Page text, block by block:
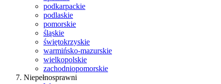
podkarpackie
podlaskie
pomorskie
śląskie
świętokrzyskie
warmińsko-mazurskie
wielkopolskie
zachodniopomorskie
Niepełnosprawni